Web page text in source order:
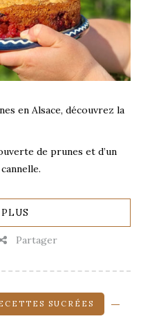
en Alsace, découvrez la
de prunes et d’un
Partager
SUCRÉES